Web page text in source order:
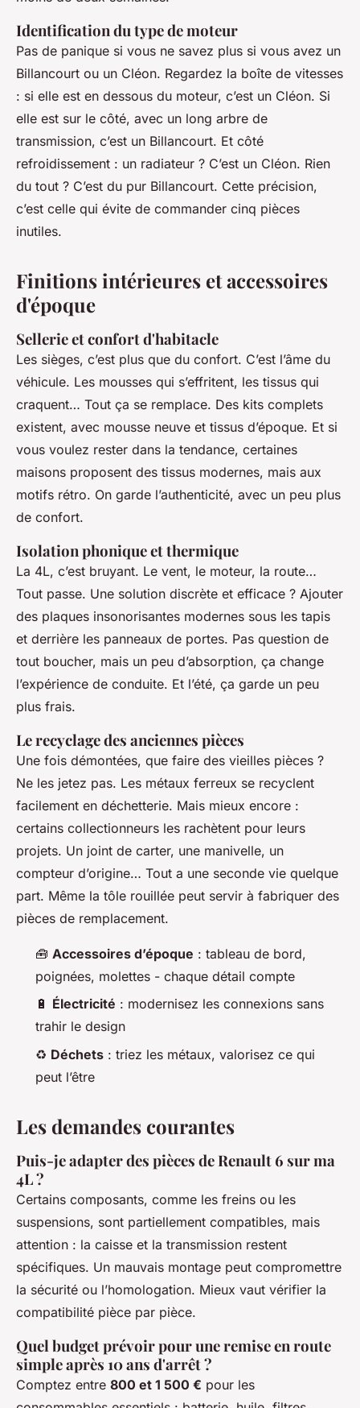
Identification du type de moteur
Pas de panique si vous ne savez plus si vous avez un
Billancourt ou un Cléon. Regardez la boîte de vitesses
: si elle est en dessous du moteur, c’est un Cléon. Si
elle est sur le côté, avec un long arbre de
transmission, c’est un Billancourt. Et côté
refroidissement : un radiateur ? C’est un Cléon. Rien
du tout ? C’est du pur Billancourt. Cette précision,
c’est celle qui évite de commander cinq pièces
inutiles.
Finitions intérieures et accessoires
d'époque
Sellerie et confort d'habitacle
Les sièges, c’est plus que du confort. C’est l’âme du
véhicule. Les mousses qui s’effritent, les tissus qui
craquent… Tout ça se remplace. Des kits complets
existent, avec mousse neuve et tissus d’époque. Et si
vous voulez rester dans la tendance, certaines
maisons proposent des tissus modernes, mais aux
motifs rétro. On garde l’authenticité, avec un peu plus
de confort.
Isolation phonique et thermique
La 4L, c’est bruyant. Le vent, le moteur, la route…
Tout passe. Une solution discrète et efficace ? Ajouter
des plaques insonorisantes modernes sous les tapis
et derrière les panneaux de portes. Pas question de
tout boucher, mais un peu d’absorption, ça change
l’expérience de conduite. Et l’été, ça garde un peu
plus frais.
Le recyclage des anciennes pièces
Une fois démontées, que faire des vieilles pièces ?
Ne les jetez pas. Les métaux ferreux se recyclent
facilement en déchetterie. Mais mieux encore :
certains collectionneurs les rachètent pour leurs
projets. Un joint de carter, une manivelle, un
compteur d’origine… Tout a une seconde vie quelque
part. Même la tôle rouillée peut servir à fabriquer des
pièces de remplacement.
🧰 Accessoires d’époque : tableau de bord,
poignées, molettes - chaque détail compte
🔋 Électricité : modernisez les connexions sans
trahir le design
♻️ Déchets : triez les métaux, valorisez ce qui
peut l’être
Les demandes courantes
Puis-je adapter des pièces de Renault 6 sur ma
4L ?
Certains composants, comme les freins ou les
suspensions, sont partiellement compatibles, mais
attention : la caisse et la transmission restent
spécifiques. Un mauvais montage peut compromettre
la sécurité ou l’homologation. Mieux vaut vérifier la
compatibilité pièce par pièce.
Quel budget prévoir pour une remise en route
simple après 10 ans d'arrêt ?
Comptez entre 800 et 1 500 € pour les